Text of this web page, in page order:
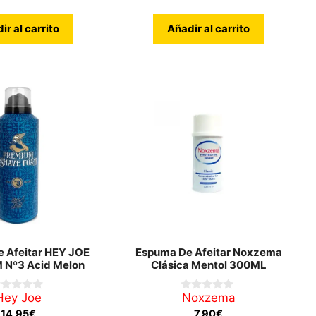
al carrito Añadir al carrito
Afeitar HEY JOE
Nº3 Acid Melon
Joe
Espuma De Afeitar Noxzema
Clásica Mentol 300ML
0
Noxzema